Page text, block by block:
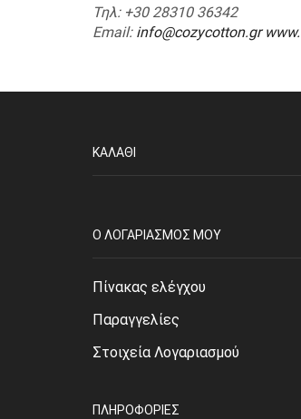
Τηλ: +30 28310 36342
Email: info@cozycotton.gr
ΚΑΛΆΘΙ
O ΛΟΓΑΡΙΑΣΜΌΣ ΜΟΥ
Πίνακας ελέγχου
Παραγγελίες
Στοιχεία Λογαριασμού
ΠΛΗΡΟΦΟΡΊΕΣ